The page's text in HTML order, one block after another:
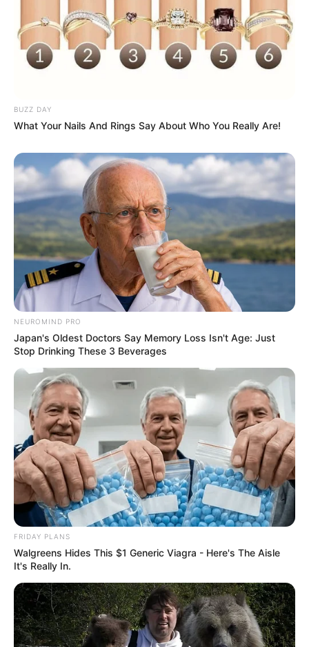
BUZZ DAY
What Your Nails And Rings Say About Who You Really Are!
NEUROMIND PRO
Japan's Oldest Doctors Say Memory Loss Isn't Age: Just
Stop Drinking These 3 Beverages
FRIDAY PLANS
Walgreens Hides This $1 Generic Viagra - Here's The Aisle
It's Really In.